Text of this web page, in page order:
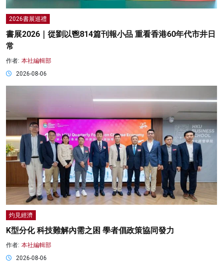
2026書展巡禮
書展2026｜從劉以鬯814篇刊報小品 重看香港60年代市井日
常
作者: 本社編輯部
2026-08-06
灼見經濟
K型分化 科技難解內需之困 學者倡政策協同發力
作者: 本社編輯部
2026-08-06